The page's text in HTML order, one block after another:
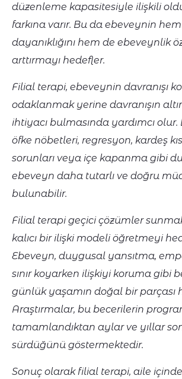
düzenleme kapasitesiyle ilişkili
farkına varır. Bu da ebeveynin
dayanıklığını hem de ebeveynlik
arttırmayı hedefler.
Filial terapi, ebeveynin davranışı
odaklanmak yerine davranışın
ihtiyacı bulmasında yardımcı
öfke nöbetleri, regresyon, kardeş
sorunları veya içe kapanma gibi
ebeveyn daha tutarlı ve doğru
bulunabilir.
Filial terapi geçici çözümler
kalıcı bir ilişki modeli öğretmeyi
Ebeveyn, duygusal yansıtma,
sınır koyarken ilişkiyi koruma gibi
günlük yaşamın doğal bir parçası
Araştırmalar, bu becerilerin
tamamlandıktan aylar ve yıllar
sürdüğünü göstermektedir.
Sonuç olarak filial terapi, aile